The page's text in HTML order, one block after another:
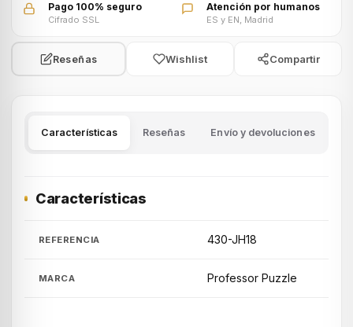
Pago 100% seguro
Cifrado SSL
Atención por humanos
ES y EN, Madrid
Reseñas Wishlist Compartir
Características Reseñas Envío y devoluciones
Características
REFERENCIA 430-JH18
MARCA Professor Puzzle